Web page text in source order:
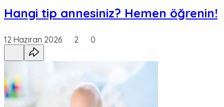
Hangi tip annesiniz? Hemen öğrenin!
12 Haziran 2026 2 0